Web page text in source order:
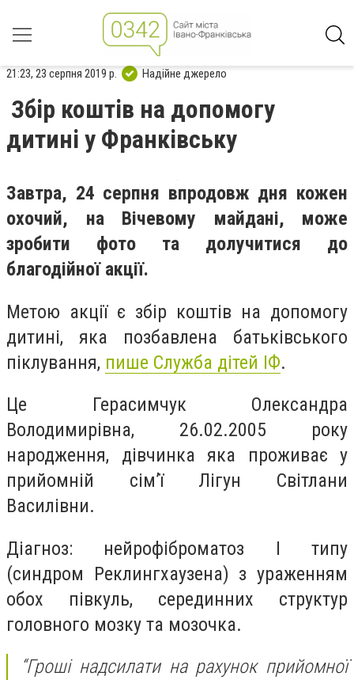
21:23, 23 серпня 2019 р. Надійне джерело
Збір коштів на допомогу
дитині у Франківську
Завтра, 24 серпня впродовж дня кожен
охочий, на Вічевому майдані, може
зробити фото та долучитися до
благодійної акції.
Метою акції є збір коштів на допомогу
дитині, яка позбавлена батьківського
піклування, пише Служба дітей ІФ.
Це Герасимчук Олександра
Володимирівна, 26.02.2005 року
народження, дівчинка яка проживає у
прийомній сім’ї Лігун Світлани
Василівни.
Діагноз: нейрофіброматоз I типу
(синдром Реклингхаузена) з ураженням
обох півкуль, серединних структур
головного мозку та мозочка.
“Гроші надсилати на рахунок прийомної